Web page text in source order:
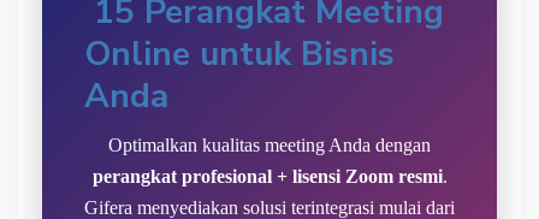
15 Perangkat Meeting
Online untuk Bisnis
Anda
Optimalkan kualitas meeting Anda dengan
perangkat profesional + lisensi Zoom resmi.
Gifera menyediakan solusi terintegrasi mulai dari